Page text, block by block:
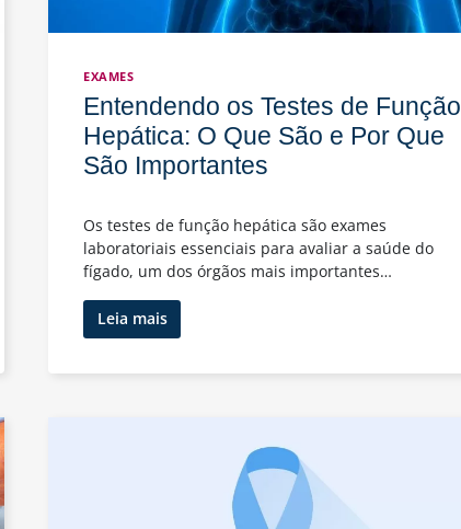
EXAMES
Entendendo os Testes de Função
Hepática: O Que São e Por Que
São Importantes
Os testes de função hepática são exames
laboratoriais essenciais para avaliar a saúde do
fígado, um dos órgãos mais importantes…
Leia maisEntendendo
os